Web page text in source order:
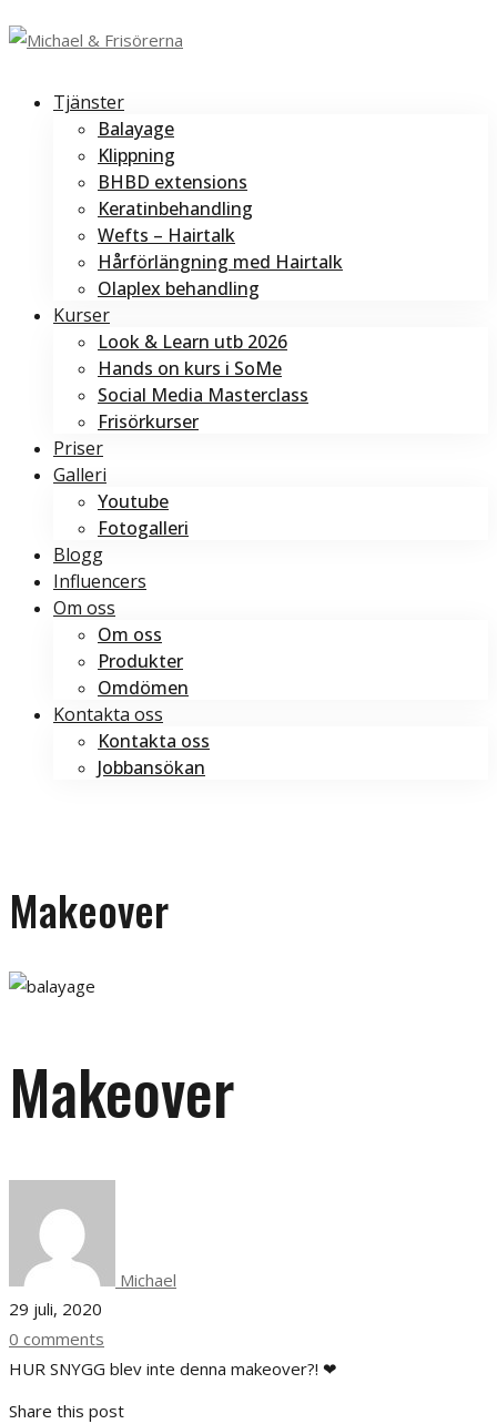
Tjänster
Balayage
Klippning
BHBD extensions
Keratinbehandling
Wefts – Hairtalk
Hårförlängning med Hairtalk
Olaplex behandling
Kurser
Look & Learn utb 2026
Hands on kurs i SoMe
Social Media Masterclass
Frisörkurser
Priser
Galleri
Youtube
Fotogalleri
Blogg
Influencers
Om oss
Om oss
Produkter
Omdömen
Kontakta oss
Kontakta oss
Jobbansökan
Makeover
Makeover
Michael
29 juli, 2020
0 comments
HUR SNYGG blev inte denna makeover?! ❤
Share this post